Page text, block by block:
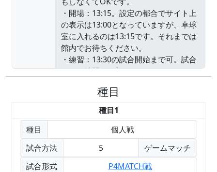
種目
種目1
種目
個人戦
試合方法
5
ゲームマッチ
試合形式
P4MATCH戦